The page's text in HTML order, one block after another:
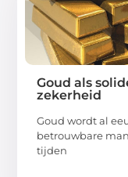
Goud als
zekerheid
Goud wordt al
betrouwbare
tijden